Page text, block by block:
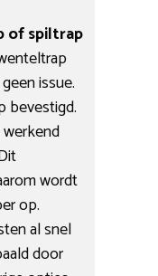
of spiltrap
issue.
bevestigd.
wordt
op.
al snel
door